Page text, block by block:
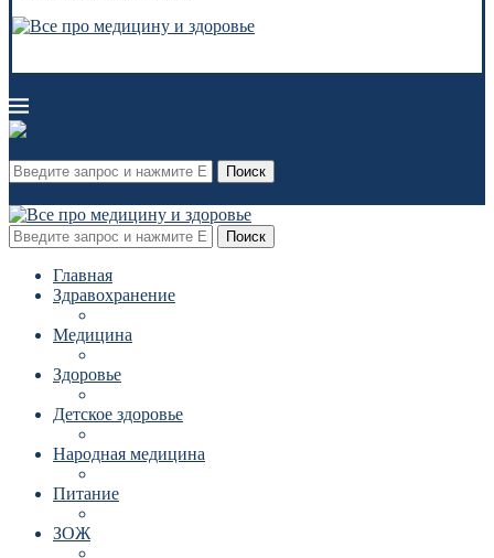
Поиск
Поиск
Главная
Здравохранение
Медицина
Здоровье
Детское здоровье
Народная медицина
Питание
ЗОЖ